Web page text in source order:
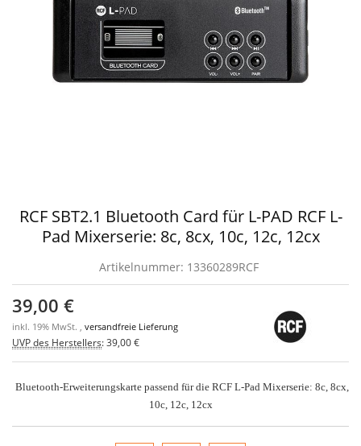
RCF SBT2.1 Bluetooth Card für L-PAD RCF L-
Pad Mixerserie: 8c, 8cx, 10c, 12c, 12cx
Artikelnummer: 13360289RCF
39,00 €
inkl. 19% MwSt. , versandfreie Lieferung
UVP des Herstellers:39,00 €
Bluetooth-Erweiterungskarte passend für die RCF L-Pad Mixerserie: 8c, 8cx,
10c, 12c, 12cx